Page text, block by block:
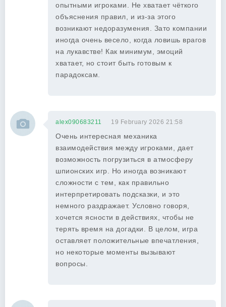
опытными игроками. Не хватает чёткого
объяснения правил, и из-за этого
возникают недоразумения. Зато компании
иногда очень весело, когда ловишь врагов
на лукавстве! Как минимум, эмоций
хватает, но стоит быть готовым к
парадоксам.
alex090683211 19 February 2026 21:58
Очень интересная механика
взаимодействия между игроками, дает
возможность погрузиться в атмосферу
шпионских игр. Но иногда возникают
сложности с тем, как правильно
интерпретировать подсказки, и это
немного раздражает. Условно говоря,
хочется ясности в действиях, чтобы не
терять время на догадки. В целом, игра
оставляет положительные впечатления,
но некоторые моменты вызывают
вопросы.